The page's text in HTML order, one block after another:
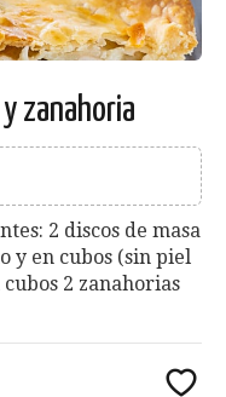
zanahoria
2 discos de masa
y en cubos (sin piel
2 zanahorias